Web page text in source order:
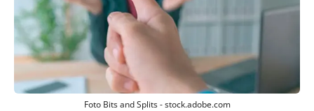
Foto Bits and Splits - stock.adobe.com